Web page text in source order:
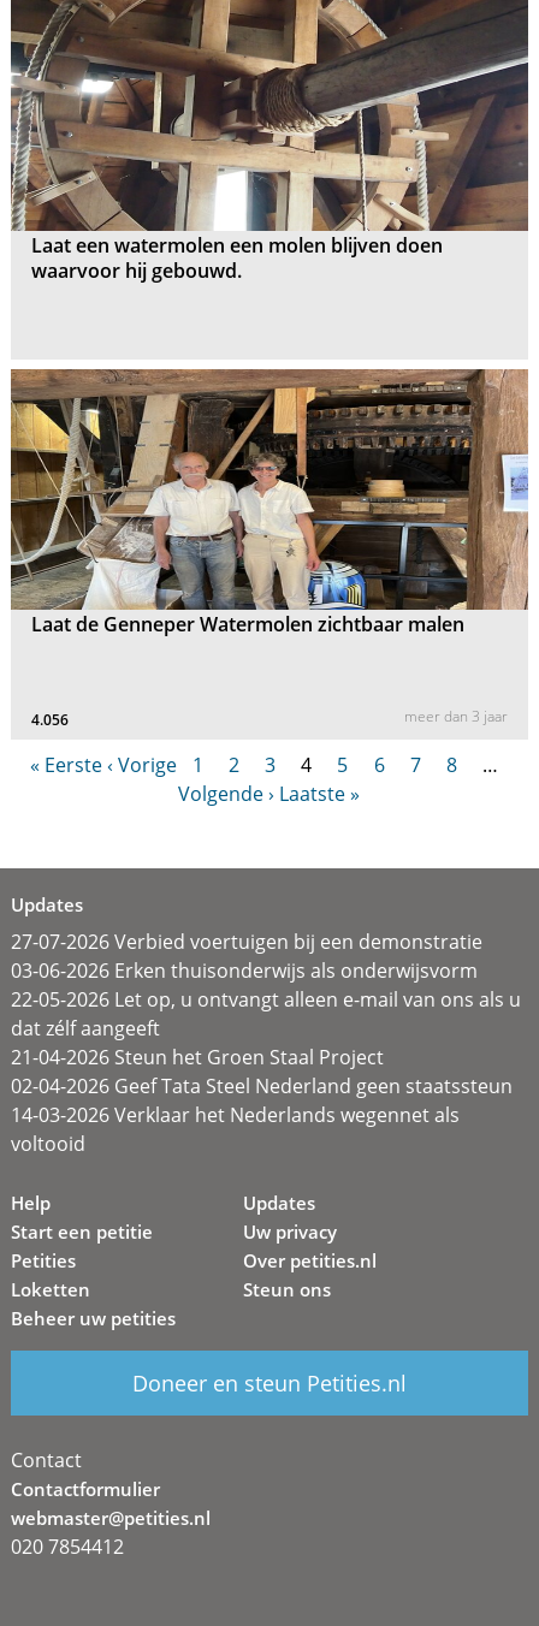
Laat een watermolen een molen blijven doen
waarvoor hij gebouwd.
Laat de Genneper Watermolen zichtbaar malen
4.056 meer dan 3 jaar
« Eerste‹ Vorige 1 2 3 4 5 6 7 8
…
Volgende › Laatste »
Updates
27-07-2026 Verbied voertuigen bij een demonstratie
03-06-2026 Erken thuisonderwijs als onderwijsvorm
22-05-2026 Let op, u ontvangt alleen e-mail van ons als u
dat zélf aangeeft
21-04-2026 Steun het Groen Staal Project
02-04-2026 Geef Tata Steel Nederland geen staatssteun
14-03-2026 Verklaar het Nederlands wegennet als
voltooid
Help
Start een petitie
Petities
Loketten
Beheer uw petities
Updates
Uw privacy
Over petities.nl
Steun ons
Doneer en steun Petities.nl
Contact
Contactformulier
webmaster@petities.nl
020 7854412